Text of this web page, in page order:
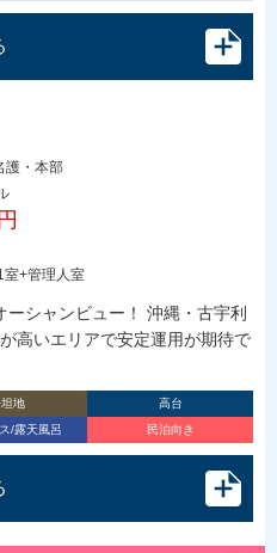
護・本部
+管理人室
シャンビュー！ 沖縄・古宇利
高いエリアで安定運用が期待で
地
高台
/露天風呂 民泊向き